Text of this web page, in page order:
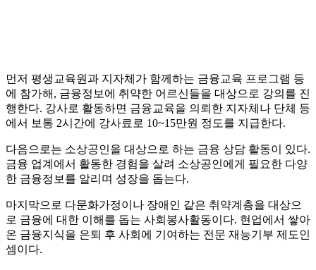
먼저 평생교육원과 지자체가 함께하는 금융교육 프로그램 등
에 참가해, 금융정보에 취약한 어르신들을 대상으로 강의를 진
행한다. 강사로 활동하면 금융교육을 의뢰한 지자체나 단체 등
에서 보통 2시간에 강사료로 10~15만원 정도를 지급한다.
다음으로는 소상공인을 대상으로 하는 금융 상담 활동이 있다.
금융 업계에서 활동한 경험을 살려 소상공인에게 필요한 다양
한 금융정보를 알리며 성장을 돕는다.
마지막으로 다문화가정이나 장애인 같은 취약계층을 대상으
로 금융에 대한 이해를 돕는 사회봉사활동이다. 현업에서 쌓아
온 금융지식을 은퇴 후 사회에 기여하는 전문 재능기부 제도인
셈이다.